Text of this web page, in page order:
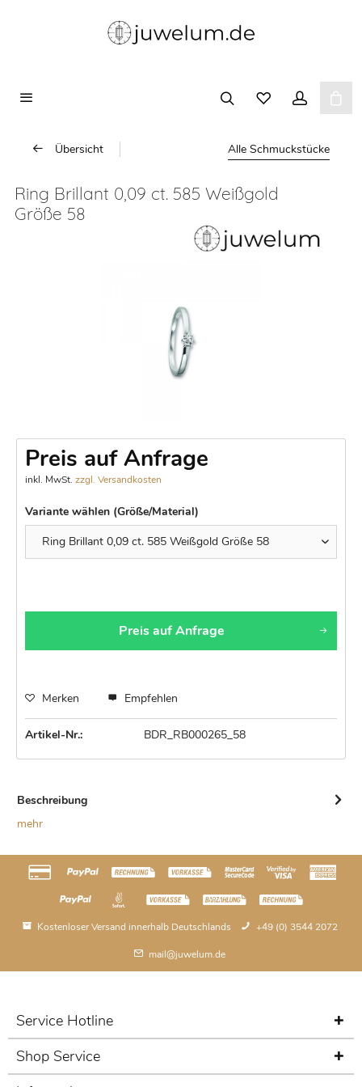
Übersicht Alle Schmuckstücke
Ring Brillant 0,09 ct. 585 Weißgold
Größe 58
Preis auf Anfrage
inkl. MwSt. zzgl. Versandkosten
Variante wählen (Größe/Material)
Preis auf Anfrage
Merken Empfehlen
Artikel-Nr.: BDR_RB000265_58
Beschreibung
mehr
Kostenloser Versand innerhalb Deutschlands +49 (0) 3544 2072
mail@juwelum.de
Service Hotline
Shop Service